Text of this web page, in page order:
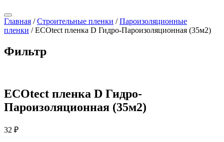
Главная /Строительные пленки /Пароизоляционные
пленки / ECOtect пленка D Гидро-Пароизоляционная (35м2)
Фильтр
ECOtect пленка D Гидро-
Пароизоляционная (35м2)
32 ₽